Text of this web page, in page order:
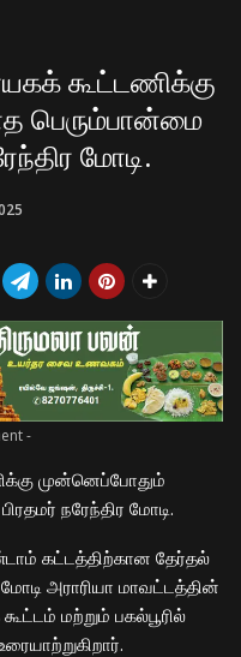
கூட்டணிக்கு
பெரும்பான்மை
மோடி.
-
முன்னெப்போதும்
நரேந்திர மோடி.
கட்டத்திற்கான தேர்தல்
மோடி அராரியா மாவட்டத்தின்
மற்றும் பகல்பூரில்